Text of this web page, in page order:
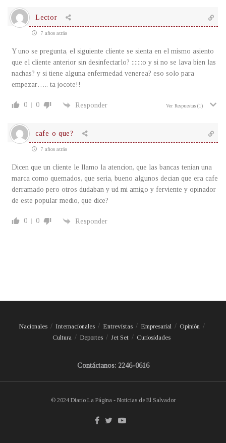
Lector
7 años atrás
Y uno se pregunta, el siguiente cliente se sienta en el mismo asiento
que el cliente anterior sin desinfectarlo? :::::::o y si no se lava bien las
nachas? y si tiene alguna enfermedad venerea? eso solo para
empezar….. ta jocote!!
0 0 Responder Ver Respuestas (1)
cafe o que?
7 años atrás
Dicen que un cliente le llamo la atencion, que las bancas tenian una
marca como quemados, que seria, bueno algunos decian que era cafe
derramado pero otros dudaban y ud mi amigo y ferviente y opinador
de este popular medio, que dice?
0 0 Responder
Nacionales Internacionales Entrevistas Empresarial
Opinión
Cultura
Deportes Jet Set Curiosidades
Contáctanos: 2246-0616
© 2024 Diario La Página - Noticias de El Salvador